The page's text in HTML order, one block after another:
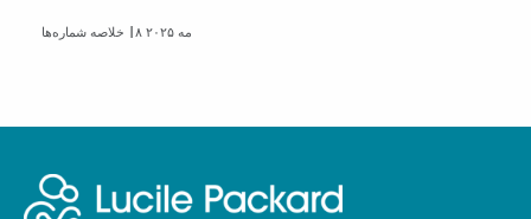
۸ مه ۲۰۲۵